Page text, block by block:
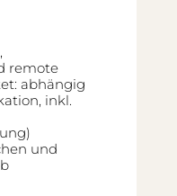
remote
abhängig
inkl.
und